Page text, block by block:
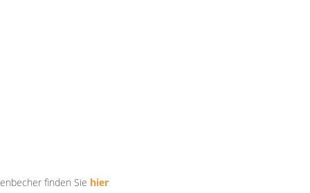
finden Sie hier